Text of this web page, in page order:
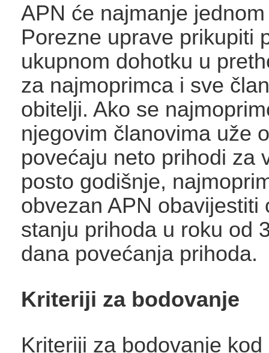
APN će najmanje
Porezne uprave prikupiti
ukupnom dohotku u
za najmoprimca i sve
obitelji. Ako se
njegovim članovima uže
povećaju neto prihodi za
posto godišnje,
obvezan APN obavijestiti
stanju prihoda u roku od
dana povećanja prihoda.
Kriteriji za bodovanje
Kriteriji za bodovanje